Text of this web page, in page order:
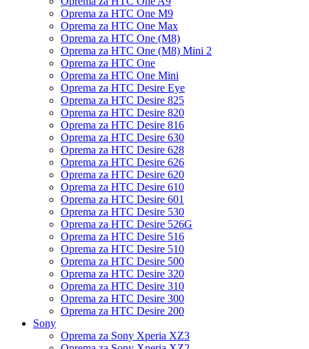
Oprema za HTC One M9
Oprema za HTC One Max
Oprema za HTC One (M8)
Oprema za HTC One (M8) Mini 2
Oprema za HTC One
Oprema za HTC One Mini
Oprema za HTC Desire Eye
Oprema za HTC Desire 825
Oprema za HTC Desire 820
Oprema za HTC Desire 816
Oprema za HTC Desire 630
Oprema za HTC Desire 628
Oprema za HTC Desire 626
Oprema za HTC Desire 620
Oprema za HTC Desire 610
Oprema za HTC Desire 601
Oprema za HTC Desire 530
Oprema za HTC Desire 526G
Oprema za HTC Desire 516
Oprema za HTC Desire 510
Oprema za HTC Desire 500
Oprema za HTC Desire 320
Oprema za HTC Desire 310
Oprema za HTC Desire 300
Oprema za HTC Desire 200
Sony
Oprema za Sony Xperia XZ3